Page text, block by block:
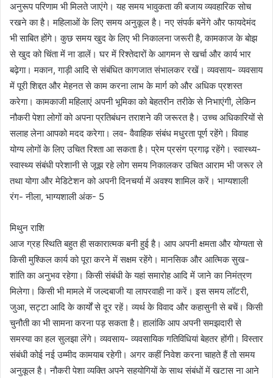
अनुरूप परिणाम भी मिलते जाएंगे। यह समय भावुकता की बजाय व्यवहारिक सोच
रखने का है। महिलाओं के लिए समय अनुकूल है। नए संपर्क बनेंगे और फायदेमंद
भी साबित होंगे। कुछ समय खुद के लिए भी निकालना जरूरी है, कामकाज के बोझ
से खुद को चिंता में ना डालें। घर में रिश्तेदारों के आगमन से खर्चा और कार्य भार
बढ़ेगा। मकान, गाड़ी आदि से संबंधित कागजात संभालकर रखें। व्यवसाय- व्यवसाय
में पूरी शिद्दत और मेहनत से काम करना लाभ के मार्ग को और अधिक प्रशस्त
करेगा। कामकाजी महिलाएं अपनी भूमिका को बेहतरीन तरीके से निभाएंगी, लेकिन
नौकरी पेशा लोगों को अपना प्रतिबंधन तराशने की जरूरत है। उच्च अधिकारियों से
सलाह लेना आपको मदद करेगा। लव- वैवाहिक संबंध मधुरता पूर्ण रहेंगे। विवाह
योग्य लोगों के लिए उचित रिश्ता आ सकता है। प्रेम प्रसंग प्रगाढ़ रहेंगे। स्वास्थ्य-
स्वास्थ्य संबंधी परेशानी से जूझ रहे लोग समय निकालकर उचित आराम भी जरूर ले
तथा योगा और मेडिटेशन को अपनी दिनचर्या में अवश्य शामिल करें। भाग्यशाली
रंग- नीला, भाग्यशाली अंक- 5
मिथुन राशि
आज ग्रह स्थिति बहुत ही सकारात्मक बनी हुई है। आप अपनी क्षमता और योग्यता से
किसी मुश्किल कार्य को पूरा करने में सक्षम रहेंगे। मानसिक और आत्मिक सुख-
शांति का अनुभव रहेगा। किसी संबंधी के यहां समारोह आदि में जाने का निमंत्रण
मिलेगा। किसी भी मामले में जल्दबाजी या लापरवाही ना करें। इस समय लॉटरी,
जुआ, सट्टा आदि के कार्यों से दूर रहें। व्यर्थ के विवाद और कहासुनी से बचें। किसी
चुनौती का भी सामना करना पड़ सकता है। हालांकि आप अपनी समझदारी से
समस्या का हल सुलझा लेंगे। व्यवसाय- व्यवसायिक गतिविधियां बेहतर होंगी। विस्तार
संबंधी कोई नई उम्मीद कामयाब रहेगी। अगर कहीं निवेश करना चाहते हैं तो समय
अनुकूल है। नौकरी पेशा व्यक्ति अपने सहयोगियों के साथ संबंधों में खटास ना आने